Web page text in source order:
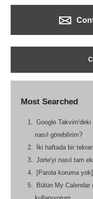
Most Searched
Google
nasıl görebilirim?
İki haftada bir
Jorte'yi nasıl tam
[Parola koruma
Bütün My